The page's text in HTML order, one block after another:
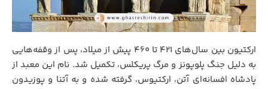
ارکتیون بین سال‌های ۴۲۱ تا ۴۶۰ پیش از میلاد، پس از وقفه‌هایی
به دلیل جنگ پلوپونز و مرگ پریکلس، تکمیل شد. نام این معبد از
پادشاه افسانه‌ای آتن، ارکتیوس، گرفته شده و به آتنا و پوزیدون